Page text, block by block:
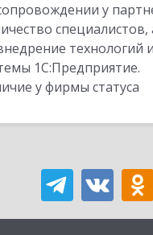
у
технологий
1С:Предприятие.
у фирмы статуса